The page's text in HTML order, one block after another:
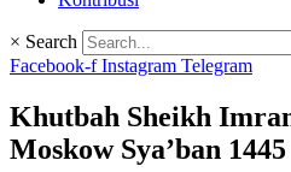
× Search
Facebook-f Instagram Telegram
Khutbah Sheikh
Moskow Sya’ban 1445